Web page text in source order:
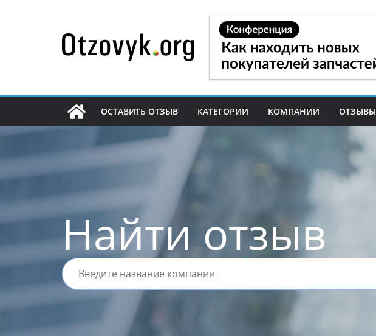
содержимому
ОСТАВИТЬ ОТЗЫВ КАТЕГОРИИ КОМПАНИИ ОТЗЫВЫ
Найти отзыв